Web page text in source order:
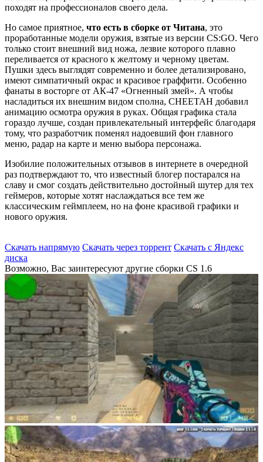
походят на профессионалов своего дела.
Но самое приятное, что есть в сборке от Читана, это
проработанные модели оружия, взятые из версии CS:GO. Чего
только стоит внешний вид ножа, лезвие которого плавно
переливается от красного к желтому и черному цветам.
Пушки здесь выглядят современно и более детализировано,
имеют симпатичный окрас и красивое граффити. Особенно
фанаты в восторге от АК-47 «Огненный змей». А чтобы
насладиться их внешним видом сполна, CHEETAH добавил
анимацию осмотра оружия в руках. Общая графика стала
гораздо лучше, создан привлекательный интерфейс благодаря
тому, что разработчик поменял надоевший фон главного
меню, радар на карте и меню выбора персонажа.
Изобилие положительных отзывов в интернете в очередной
раз подтверждают то, что известный блогер постарался на
славу и смог создать действительно достойный шутер для тех
геймеров, которые хотят наслаждаться все тем же
классическим геймплеем, но на фоне красивой графики и
нового оружия.
Скачать напрямую Скачать через торрент Скачать с Яндекс
диска
Возможно, Вас заинтересуют другие сборки CS 1.6